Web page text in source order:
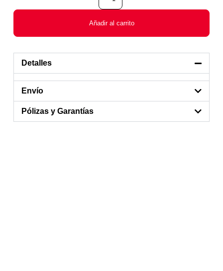
Añadir al carrito
Detalles
Envío
Pólizas y Garantías